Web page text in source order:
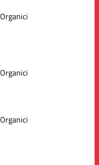
Organici
Organici
Organici